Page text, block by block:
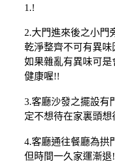
1.!
2.大門進來後之小門
乾淨整齊不可有異
如果雜亂有異味可
健康喔!!
3.客廳沙發之擺設有
定不想待在家裏頭想
4.客廳通往餐廳為拱
但時間一久家運漸